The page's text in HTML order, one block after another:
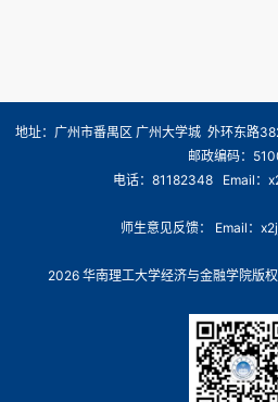
地址：广州市番禺区 广州大学城 外环东路
邮政编码：
电话：81182348 Email：
师生意见反馈： Email：
2026 华南理工大学经济与金融学院版